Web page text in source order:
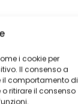
i cookie per
Il consenso a
il comportamento di
ritirare il consenso